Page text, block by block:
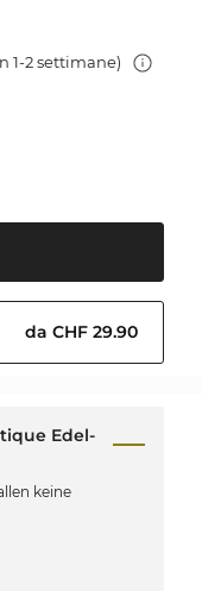
1-2 settimane)
da CHF 29.90
Edel-
keine